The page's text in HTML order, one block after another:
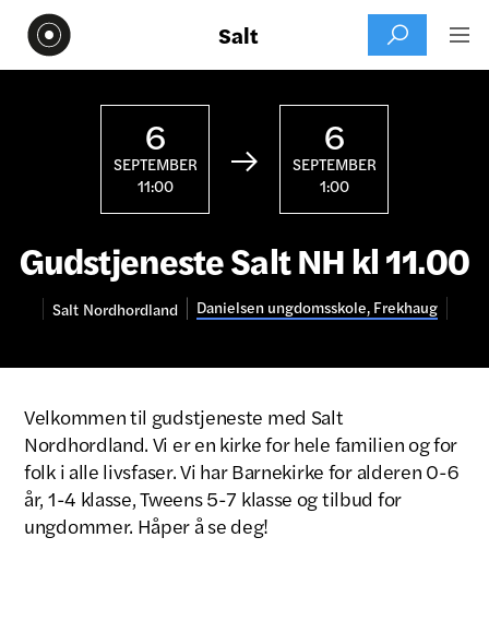
Salt  
6
SEPTEMBER
11:00

6
SEPTEMBER
1:00
Gudstjeneste Salt NH kl 11.00
Salt Nordhordland Danielsen ungdomsskole, Frekhaug
Velkommen til gudstjeneste med Salt
Nordhordland. Vi er en kirke for hele familien og for
folk i alle livsfaser. Vi har Barnekirke for alderen 0-6
år, 1-4 klasse, Tweens 5-7 klasse og tilbud for
ungdommer. Håper å se deg!